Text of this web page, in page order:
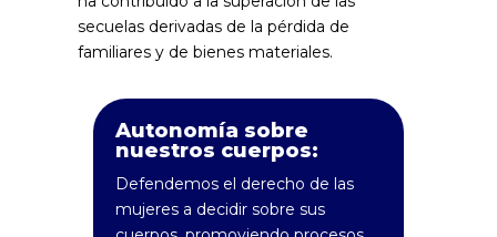
secuelas derivadas de la pérdida de
familiares y de bienes materiales.
Autonomía sobre
nuestros cuerpos:
Defendemos el derecho de las
mujeres a decidir sobre sus